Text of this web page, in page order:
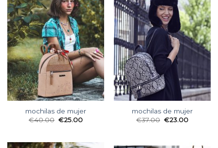
mochilas de mujer
€40.00 €25.00
mochilas de mujer
€37.00 €23.00